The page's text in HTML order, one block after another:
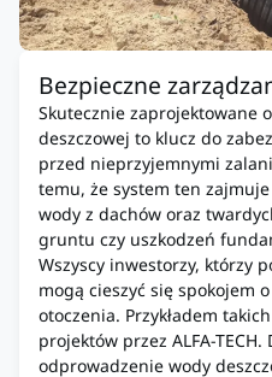
Bezpieczne
Skutecznie zaprojektowane
deszczowej to klucz do
przed nieprzyjemnymi
temu, że system ten
wody z dachów oraz
gruntu czy uszkodzeń
Wszyscy inwestorzy, którzy
mogą cieszyć się spokojem
otoczenia. Przykładem
projektów przez ALFA-
odprowadzenie wody